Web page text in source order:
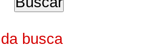
busca